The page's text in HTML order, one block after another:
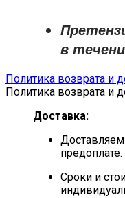
в
Политика возврата и
Политика возврата и
Доставка:
предоплате.
Сроки и